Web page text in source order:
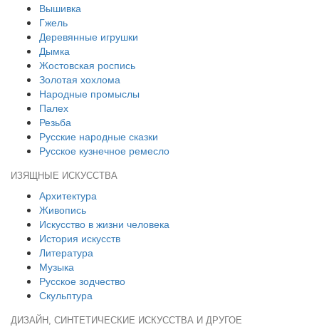
Вышивка
Гжель
Деревянные игрушки
Дымка
Жостовская роспись
Золотая хохлома
Народные промыслы
Палех
Резьба
Русские народные сказки
Русское кузнечное ремесло
ИЗЯЩНЫЕ ИСКУССТВА
Архитектура
Живопись
Искусство в жизни человека
История искусств
Литература
Музыка
Русское зодчество
Скульптура
ДИЗАЙН, СИНТЕТИЧЕСКИЕ ИСКУССТВА И ДРУГОЕ